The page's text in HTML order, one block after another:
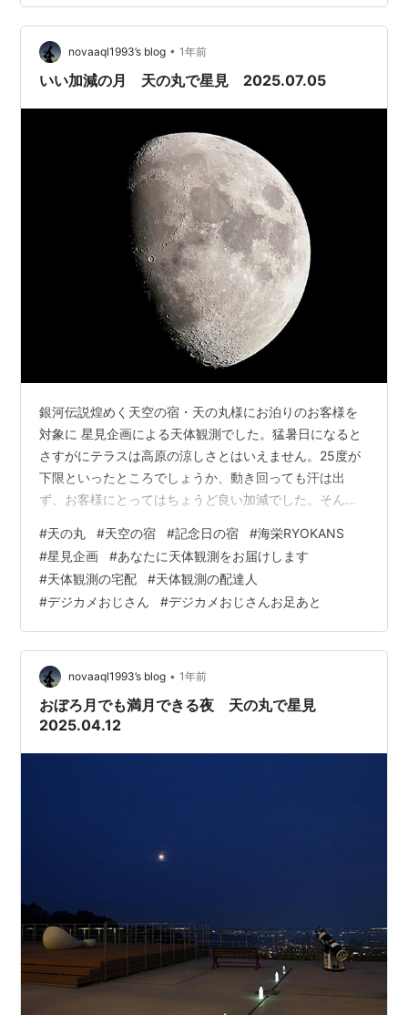
星、ベガ（織姫）とアルタイル（彦星）の二組のカップ
ル…
novaaql1993’s blog • 1年前
いい加減の月 天の丸で星見 2025.07.05
銀河伝説煌めく天空の宿・天の丸様にお泊りのお客様を
対象に 星見企画による天体観測でした。猛暑日になると
さすがにテラスは高原の涼しさとはいえません。25度が
下限といったところでしょうか、動き回っても汗は出
ず、お客様にとってはちょうど良い加減でした。そんな
た。主役の月は上弦を過ぎていい加減の大きさで、おへ
そのコペルニクスが目立っていました。ちなみに下弦に
なるのはずっとさきです。月の観望はもとよりスマホで
の撮影もたくさんできました。月を見て、本当に本物の
月ですか？と疑う人さえいました。なんとなく月が「え
えかげんな奴じゃけんほっといてくれんさい」とどこ
か…
#天の丸 #天空の宿 #記念日の宿 #海栄RYOKANS
#星見企画 #あなたに天体観測をお届けします
#天体観測の宅配 #天体観測の配達人
#デジカメおじさん #デジカメおじさんお足あと
novaaql1993’s blog • 1年前
おぼろ月でも満月できる夜 天の丸で星見
2025.04.12